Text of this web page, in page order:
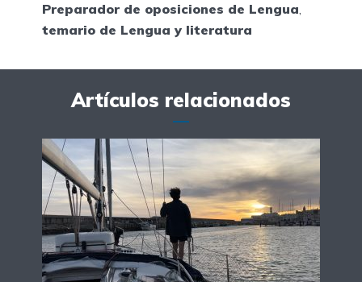
Preparador de oposiciones de Lengua,
temario de Lengua y literatura
Artículos relacionados